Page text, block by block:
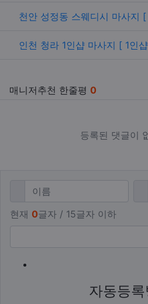
관련자료
천안 성정동 스웨디시 마사지
인천 청라 1인샵 마사지 [ 1인
매니저추천 한줄평 0
등록된 댓글이
댓글쓰기
필수
현재 0글자 / 15글자 이하
자동등록